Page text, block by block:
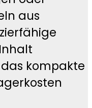
aus
kompakte